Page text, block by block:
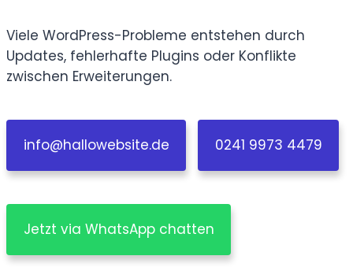
Viele WordPress-Probleme entstehen durch
Updates, fehlerhafte Plugins oder Konflikte
zwischen Erweiterungen.
info@hallowebsite.de 0241 9973 4479
Jetzt via WhatsApp chatten